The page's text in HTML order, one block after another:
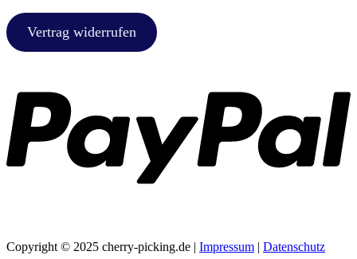
Vertrag widerrufen
Copyright © 2025 cherry-picking.de | Impressum | Datenschutz